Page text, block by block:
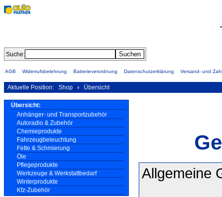
Suche:
AGB Widerrufsbelehrung Batterieverordnung Datenschutzerklärung Versand- und
Aktuelle Position: Shop › Übersicht
Übersicht:
Anhänger- und Transportzubehör
Autoradio & Zubehör
Chemieprodukte
Fahrzeugbeleuchtung
Fette & Schmierung
Öle
Pflegeprodukte
Werkzeuge & Werkstattbedarf
Winterprodukte
Kfz-Zubehör
Allgemeine